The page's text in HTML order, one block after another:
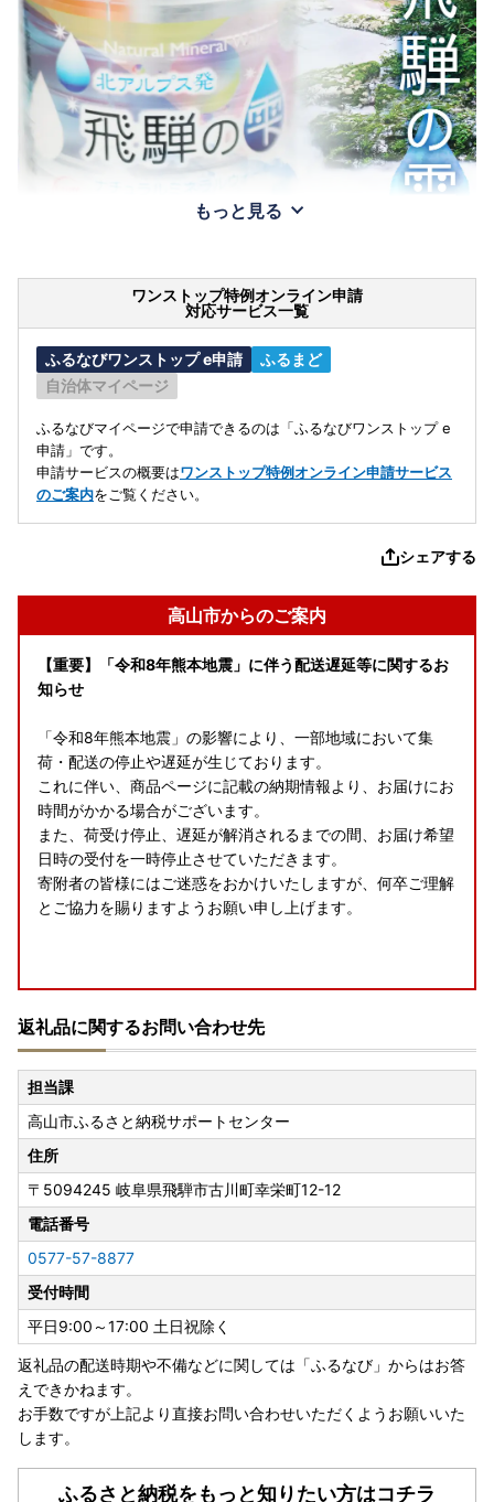
もっと見る
ワンストップ特例オンライン申請
対応サービス一覧
ふるなびワンストップ e申請
ふるまど
自治体マイページ
ふるなびマイページで申請できるのは「ふるなびワンストップ e
申請」です。
申請サービスの概要はワンストップ特例オンライン申請サービス
のご案内をご覧ください。
シェアする
高山市からのご案内
【重要】「令和8年熊本地震」に伴う配送遅延等に関するお
知らせ
「令和8年熊本地震」の影響により、一部地域において集
荷・配送の停止や遅延が生じております。
これに伴い、商品ページに記載の納期情報より、お届けにお
時間がかかる場合がございます。
また、荷受け停止、遅延が解消されるまでの間、お届け希望
日時の受付を一時停止させていただきます。
寄附者の皆様にはご迷惑をおかけいたしますが、何卒ご理解
とご協力を賜りますようお願い申し上げます。
＼＼高山市のページをご覧いただき誠にありがとうございま
す／
＝＝＝＝＝＝＝＝＝＝＝＝＝＝＝
高山市 人気の返礼品をご紹介♪
＝＝＝＝＝＝＝＝＝＝＝＝＝＝＝
★返礼品一番人気！！飛騨牛の返礼品★
【飛騨牛】返礼品はこちら
★高山市の伝統工芸 飛騨の家具とその他のインテリア★
【家具・インテリア】返礼品はこちら
★毎月お届け♪定期便★
【定期便】返礼品はこちら
★自分のペースでゆっくり選べるカタログ★
【あとから選べるカタログ】はこちら
返礼品に関するお問い合わせ先
担当課
高山市ふるさと納税サポートセンター
住所
〒5094245 岐阜県飛騨市古川町幸栄町12-12
電話番号
0577-57-8877
受付時間
平日9:00～17:00 土日祝除く
返礼品の配送時期や不備などに関しては「ふるなび」からはお答
えできかねます。
お手数ですが上記より直接お問い合わせいただくようお願いいた
します。
ふるさと納税をもっと知りたい方はコチラ